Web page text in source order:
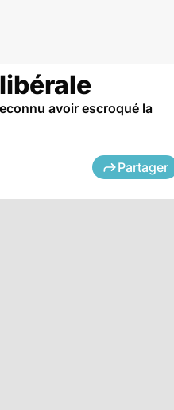
avoir escroqué la
Partager